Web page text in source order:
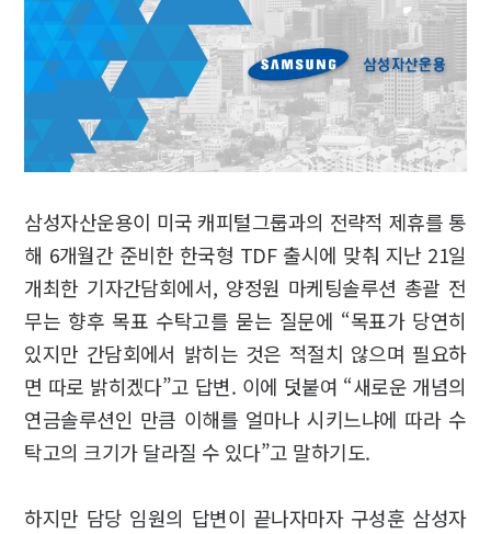
삼성자산운용이 미국 캐피털그룹과의 전략적 제휴를 통
해 6개월간 준비한 한국형 TDF 출시에 맞춰 지난 21일
개최한 기자간담회에서, 양정원 마케팅솔루션 총괄 전
무는 향후 목표 수탁고를 묻는 질문에 “목표가 당연히
있지만 간담회에서 밝히는 것은 적절치 않으며 필요하
면 따로 밝히겠다”고 답변. 이에 덧붙여 “새로운 개념의
연금솔루션인 만큼 이해를 얼마나 시키느냐에 따라 수
탁고의 크기가 달라질 수 있다”고 말하기도.
하지만 담당 임원의 답변이 끝나자마자 구성훈 삼성자